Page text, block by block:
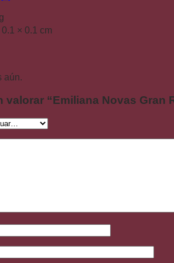
× 0.1 cm
aún.
valorar “Emiliana Novas Gran